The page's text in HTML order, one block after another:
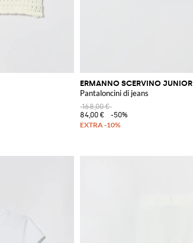
ERMANNO SCERVINO JUNIOR
Pantaloncini di jeans
168,00 €
84,00 €
-50%